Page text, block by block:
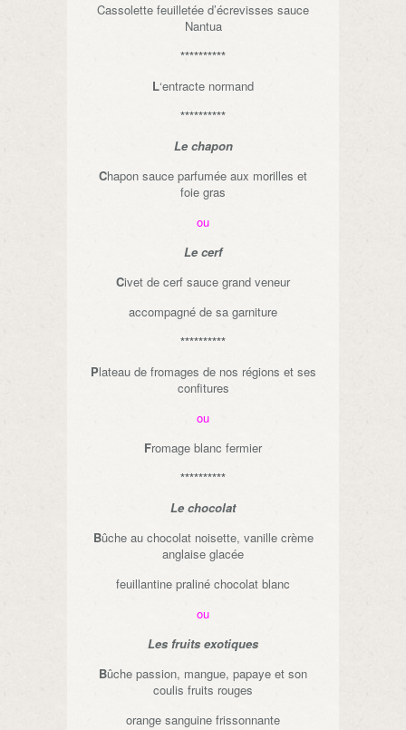
Cassolette feuilletée d’écrevisses sauce
Nantua
**********
L‘entracte normand
**********
Le chapon
Chapon sauce parfumée aux morilles et
foie gras
ou
Le cerf
Civet de cerf sauce grand veneur
accompagné de sa garniture
**********
Plateau de fromages de nos régions et ses
confitures
ou
Fromage blanc fermier
**********
Le chocolat
Bûche au chocolat noisette, vanille crème
anglaise glacée
feuillantine praliné chocolat blanc
ou
Les fruits exotiques
Bûche passion, mangue, papaye et son
coulis fruits rouges
orange sanguine frissonnante